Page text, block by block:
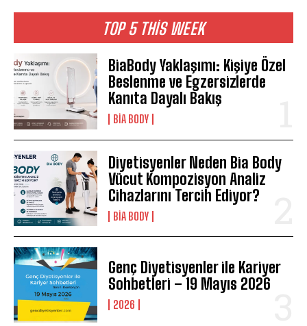
TOP 5 THIS WEEK
BiaBody Yaklaşımı: Kişiye Özel
Beslenme ve Egzersizlerde
Kanıta Dayalı Bakış
BIA BODY
Diyetisyenler Neden Bia Body
Vücut Kompozisyon Analiz
Cihazlarını Tercih Ediyor?
BIA BODY
Genç Diyetisyenler ile Kariyer
Sohbetleri – 19 Mayıs 2026
2026